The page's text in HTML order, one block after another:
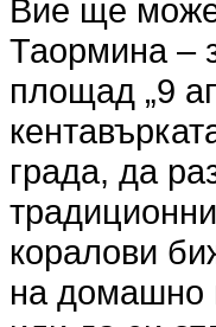
Вие ще
Таормина –
площад „9
града, да
коралови
на домашно